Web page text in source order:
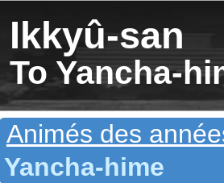
Ikkyû-san
To Yancha-
Animés des
Yancha-hime